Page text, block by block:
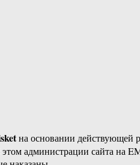
на основании действующей
администрации сайта на